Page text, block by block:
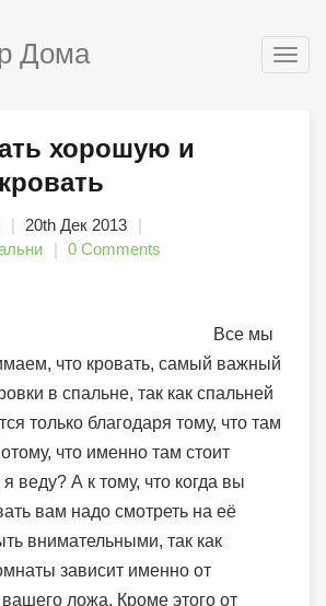
Дома
хорошую и
20th Дек 2013
0 Comments
Все мы
что кровать, самый важный
в спальне, так как спальней
только благодаря тому, что там
что именно там стоит
веду? А к тому, что когда вы
вам надо смотреть на её
внимательными, так как
зависит именно от
ложа. Кроме этого от